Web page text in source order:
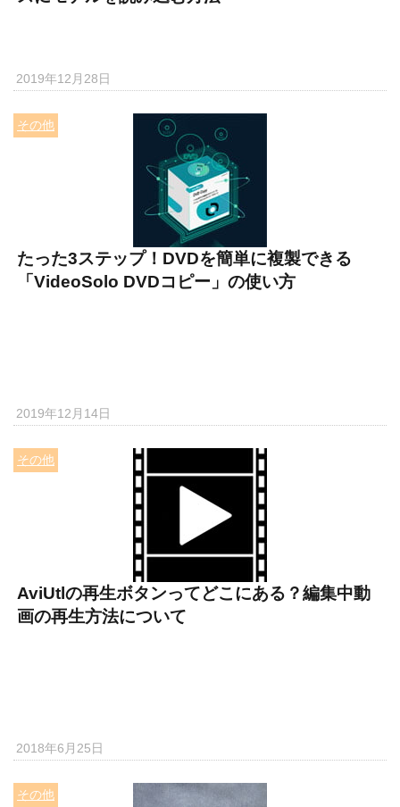
2019年12月28日
その他
たった3ステップ！DVDを簡単に複製できる
「VideoSolo DVDコピー」の使い⽅
2019年12月14日
その他
AviUtlの再生ボタンってどこにある？編集中動
画の再生方法について
2018年6月25日
その他